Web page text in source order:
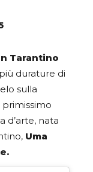
Tarantino
durature di
sulla
d’arte, nata
Uma